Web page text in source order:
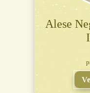
Alese